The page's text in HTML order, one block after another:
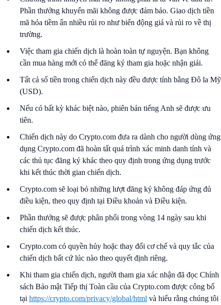
Phần thưởng khuyến mãi không được đảm bảo. Giao dịch tiền
mã hóa tiềm ẩn nhiều rủi ro như biến động giá và rủi ro về thị
trường.
Việc tham gia chiến dịch là hoàn toàn tự nguyện. Bạn không
cần mua hàng mới có thể đăng ký tham gia hoặc nhận giải.
Tất cả số tiền trong chiến dịch này đều được tính bằng Đô la Mỹ
(USD).
Nếu có bất kỳ khác biệt nào, phiên bản tiếng Anh sẽ được ưu
tiên.
Chiến dịch này do Crypto.com đưa ra dành cho người dùng ứng
dụng Crypto.com đã hoàn tất quá trình xác minh danh tính và
các thủ tục đăng ký khác theo quy định trong ứng dụng trước
khi kết thúc thời gian chiến dịch.
Crypto.com sẽ loại bỏ những lượt đăng ký không đáp ứng đủ
điều kiện, theo quy định tại Điều khoản và Điều kiện.
Phần thưởng sẽ được phân phối trong vòng 14 ngày sau khi
chiến dịch kết thúc.
Crypto.com có quyền hủy hoặc thay đổi cơ chế và quy tắc của
chiến dịch bất cứ lúc nào theo quyết định riêng.
Khi tham gia chiến dịch, người tham gia xác nhận đã đọc Chính
sách Bảo mật Tiếp thị Toàn cầu của Crypto.com được công bố
tại https://crypto.com/privacy/global/html và hiểu rằng chúng tôi